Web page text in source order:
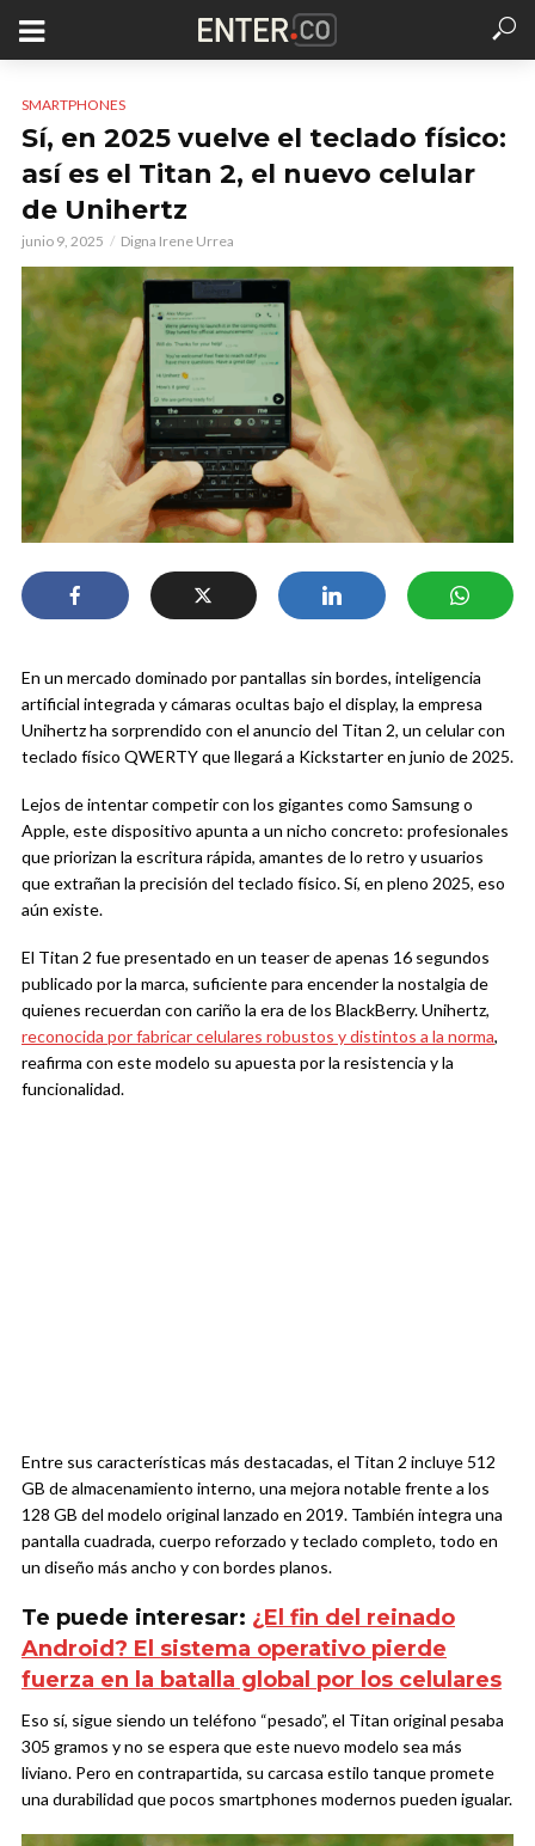
SMARTPHONES
Sí, en 2025 vuelve el teclado físico:
así es el Titan 2, el nuevo celular
de Unihertz
junio 9, 2025 Digna Irene Urrea
En un mercado dominado por pantallas sin bordes, inteligencia
artificial integrada y cámaras ocultas bajo el display, la empresa
Unihertz ha sorprendido con el anuncio del Titan 2, un celular con
teclado físico QWERTY que llegará a Kickstarter en junio de 2025.
Lejos de intentar competir con los gigantes como Samsung o
Apple, este dispositivo apunta a un nicho concreto: profesionales
que priorizan la escritura rápida, amantes de lo retro y usuarios
que extrañan la precisión del teclado físico. Sí, en pleno 2025, eso
aún existe.
El Titan 2 fue presentado en un teaser de apenas 16 segundos
publicado por la marca, suficiente para encender la nostalgia de
quienes recuerdan con cariño la era de los BlackBerry. Unihertz,
reconocida por fabricar celulares robustos y distintos a la norma,
reafirma con este modelo su apuesta por la resistencia y la
funcionalidad.
Entre sus características más destacadas, el Titan 2 incluye 512
GB de almacenamiento interno, una mejora notable frente a los
128 GB del modelo original lanzado en 2019. También integra una
pantalla cuadrada, cuerpo reforzado y teclado completo, todo en
un diseño más ancho y con bordes planos.
Te puede interesar: ¿El fin del reinado
Android? El sistema operativo pierde
fuerza en la batalla global por los celulares
Eso sí, sigue siendo un teléfono “pesado”, el Titan original pesaba
305 gramos y no se espera que este nuevo modelo sea más
liviano. Pero en contrapartida, su carcasa estilo tanque promete
una durabilidad que pocos smartphones modernos pueden igualar.